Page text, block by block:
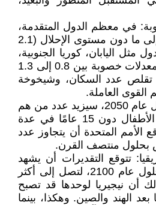
في معظم الدول المتقدمة،
انخفض معدل الخصوبة إلى ما دون مستوى الإحلال (2.1
اليابان، كوريا الجنوبية،
إيطاليا، وإسبانيا، تسجل معدلات خصوبة بين 0.8 إلى 1.3
عدد السكان، وشيخوخة
العاملة.
- شيخوخة السكان: بحلول عام 2050، سيزيد عدد من هم
فوق 65 عامًا على عدد الأطفال دون 15 عامًا في عدة
الأمم المتحدة أن يتجاوز عدد
تتوقع التقديرات أن يشهد
سكان إفريقيا تضاعفًا بحلول عام 2100، لتصل إلى أكثر
ذلك أن نيجيريا لوحدها قد تصبح
بعد الهند والصين. وهكذا، بينما